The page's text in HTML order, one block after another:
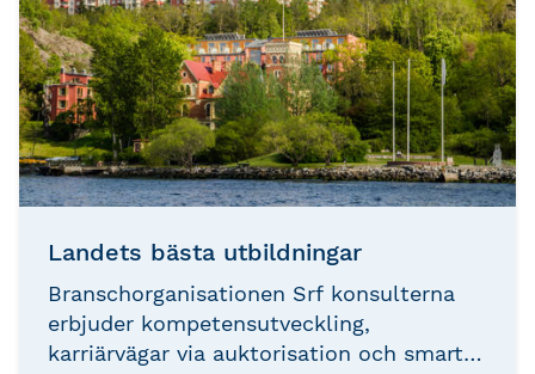
Landets bästa utbildningar
Branschorganisationen Srf konsulterna
erbjuder kompetensutveckling,
karriärvägar via auktorisation och smarta